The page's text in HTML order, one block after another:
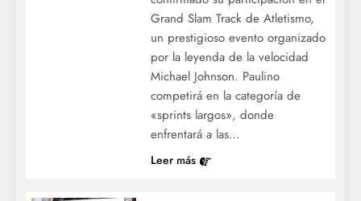
Grand Slam Track de Atletismo,
un prestigioso evento organizado
por la leyenda de la velocidad
Michael Johnson. Paulino
competirá en la categoría de
«sprints largos», donde
enfrentará a las…
Leer más